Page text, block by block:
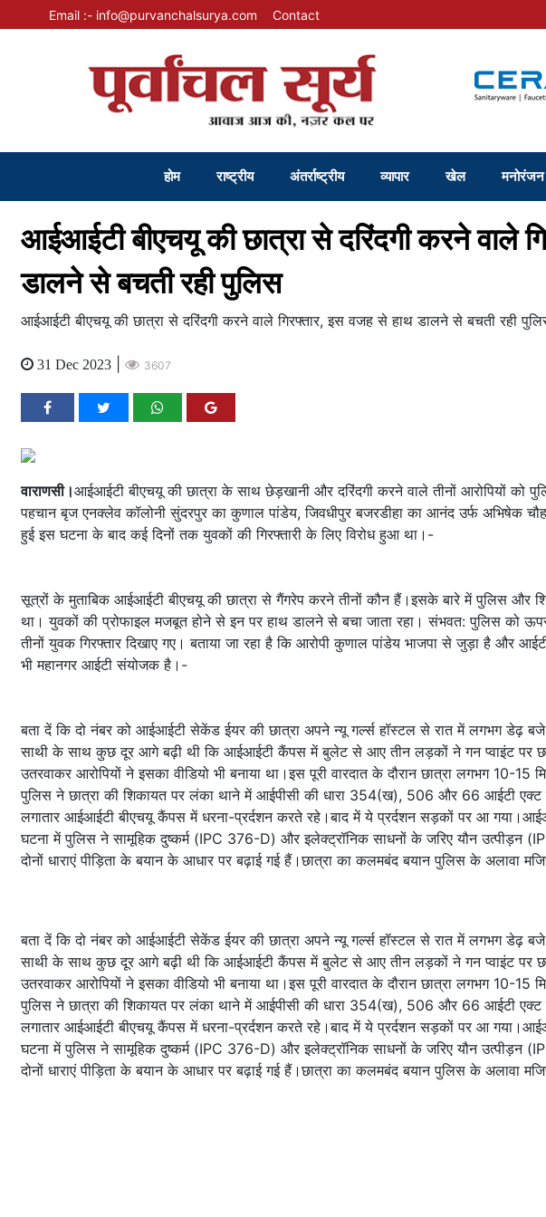
Email :- info@purvanchalsurya.com Contact
होम राष्ट्रीय अंतर्राष्ट्रीय व्यापार खेल मनोरंजन
आईआईटी बीएचयू की छात्रा से दरिंदगी करने वाले
डालने से बचती रही पुलिस
आईआईटी बीएचयू की छात्रा से दरिंदगी करने वाले गिरफ्तार, इस वजह से हाथ डालने से बचती रही
31 Dec 2023 3607
वाराणसी।आईआईटी बीएचयू की छात्रा के साथ छेड़खानी और दरिंदगी करने वाले तीनों आरोपियों को
पहचान बृज एनक्लेव कॉलोनी सुंदरपुर का कुणाल पांडेय, जिवधीपुर बजरडीहा का आनंद उर्फ अभिषेक
हुई इस घटना के बाद कई दिनों तक युवकों की गिरफ्तारी के लिए विरोध हुआ था।-
सूत्रों के मुताबिक आईआईटी बीएचयू की छात्रा से गैंगरेप करने तीनों कौन हैं।इसके बारे में पुलिस और
था। युवकों की प्रोफाइल मजबूत होने से इन पर हाथ डालने से बचा जाता रहा। संभवत: पुलिस को
तीनों युवक गिरफ्तार दिखाए गए। बताया जा रहा है कि आरोपी कुणाल पांडेय भाजपा से जुड़ा है और
भी महानगर आईटी संयोजक है।-
बता दें कि दो नंबर को आईआईटी सेकेंड ईयर की छात्रा अपने न्यू गर्ल्स हॉस्टल से रात में लगभग डेढ़
साथी के साथ कुछ दूर आगे बढ़ी थी कि आईआईटी कैंपस में बुलेट से आए तीन लड़कों ने गन प्वाइंट पर
उतरवाकर आरोपियों ने इसका वीडियो भी बनाया था।इस पूरी वारदात के दौरान छात्रा लगभग 10-
पुलिस ने छात्रा की शिकायत पर लंका थाने में आईपीसी की धारा 354(ख), 506 और 66 आईटी एक्ट
लगातार आईआईटी बीएचयू कैंपस में धरना-प्रर्दशन करते रहे।बाद में ये प्रर्दशन सड़कों पर आ
घटना में पुलिस ने सामूहिक दुष्कर्म (IPC 376-D) और इलेक्ट्रॉनिक साधनों के जरिए यौन उत्पीड़न
दोनों धाराएं पीड़िता के बयान के आधार पर बढ़ाई गई हैं।छात्रा का कलमबंद बयान पुलिस के अलावा
बता दें कि दो नंबर को आईआईटी सेकेंड ईयर की छात्रा अपने न्यू गर्ल्स हॉस्टल से रात में लगभग डेढ़
साथी के साथ कुछ दूर आगे बढ़ी थी कि आईआईटी कैंपस में बुलेट से आए तीन लड़कों ने गन प्वाइंट पर
उतरवाकर आरोपियों ने इसका वीडियो भी बनाया था।इस पूरी वारदात के दौरान छात्रा लगभग 10-
पुलिस ने छात्रा की शिकायत पर लंका थाने में आईपीसी की धारा 354(ख), 506 और 66 आईटी एक्ट
लगातार आईआईटी बीएचयू कैंपस में धरना-प्रर्दशन करते रहे।बाद में ये प्रर्दशन सड़कों पर आ
घटना में पुलिस ने सामूहिक दुष्कर्म (IPC 376-D) और इलेक्ट्रॉनिक साधनों के जरिए यौन उत्पीड़न
दोनों धाराएं पीड़िता के बयान के आधार पर बढ़ाई गई हैं।छात्रा का कलमबंद बयान पुलिस के अलावा